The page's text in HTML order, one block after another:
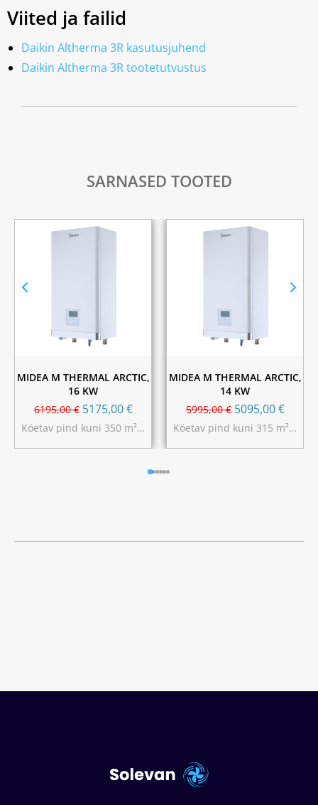
Viited ja failid
Daikin Altherma 3R kasutusjuhend
Daikin Altherma 3R tootetutvustus
SARNASED TOOTED
MIDEA M THERMAL ARCTIC,
16 KW
6195,00€ 5175,00€
Köetav pind kuni 350 m²…
MIDEA M THERMAL ARCTIC,
14 KW
5995,00€ 5095,00€
Köetav pind kuni 315 m²…